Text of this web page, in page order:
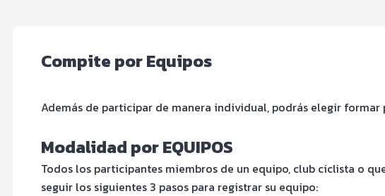
Compite por Equipos
Además de participar de manera individual, podrás elegir
Modalidad por EQUIPOS
Todos los participantes miembros de un equipo, club ciclista o
seguir los siguientes 3 pasos para registrar su equipo: